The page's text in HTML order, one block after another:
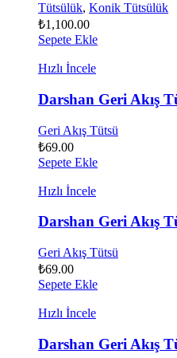
Tütsülük, Konik Tütsülük
₺1,100.00
Sepete Ekle
Hızlı İncele
Darshan Geri Akış
Geri Akış Tütsü
₺69.00
Sepete Ekle
Hızlı İncele
Darshan Geri Akış
Geri Akış Tütsü
₺69.00
Sepete Ekle
Hızlı İncele
Darshan Geri Akış